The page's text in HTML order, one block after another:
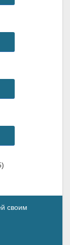
своим